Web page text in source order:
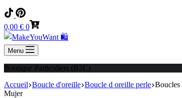
Panier
d’achat
0,00 € 0
Menu
Boutique Particuliers (B2C)
Accueil Boucle d'oreille Boucle d oreille perle Boucles
Mujer